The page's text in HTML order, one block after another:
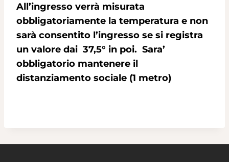
All’ingresso verrà misurata
obbligatoriamente la temperatura e non
sarà consentito l’ingresso se si registra
un valore dai 37,5° in poi. Sara’
obbligatorio mantenere il
distanziamento sociale (1 metro)